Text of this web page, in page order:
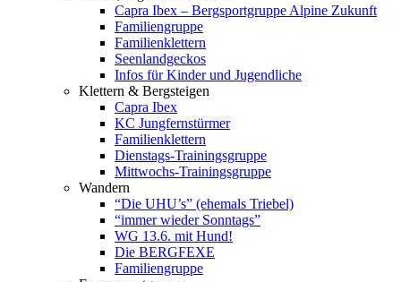
Capra Ibex – Bergsportgruppe Alpine Zukunft
Familiengruppe
Familienklettern
Seenlandgeckos
Infos für Kinder und Jugendliche
Klettern & Bergsteigen
Capra Ibex
KC Jungfernstürmer
Familienklettern
Dienstags-Trainingsgruppe
Mittwochs-Trainingsgruppe
Wandern
“Die UHU’s” (ehemals Triebel)
“immer wieder Sonntags”
WG 13.6. mit Hund!
Die BERGFEXE
Familiengruppe